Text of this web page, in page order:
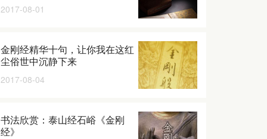
2017-08-01
金刚经精华十句，让你我在这红
尘俗世中沉静下来
2017-08-04
书法欣赏：泰山经石峪《金刚
经》